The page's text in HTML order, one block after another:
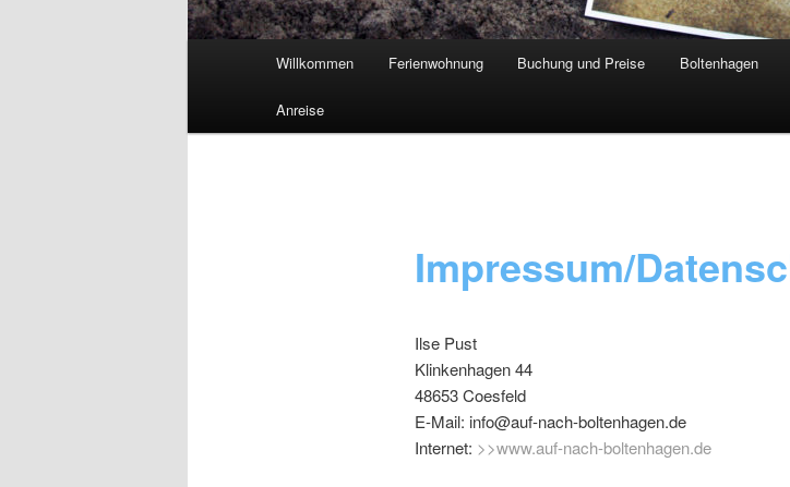
Willkommen Ferienwohnung Buchung und Preise Boltenhagen
Anreise
Impressum/
Ilse Pust
Klinkenhagen 44
48653 Coesfeld
E-Mail: info@auf-nach-boltenhagen.de
Internet: >>www.auf-nach-boltenhagen.de